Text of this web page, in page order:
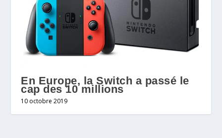
En Europe, la Switch a passé le
cap des 10 millions
10 octobre 2019